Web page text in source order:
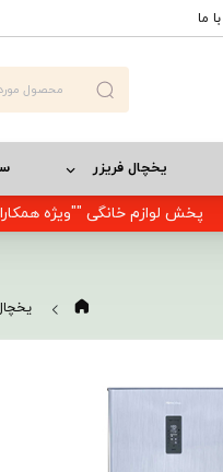
ما
یخچال فریزر
پخش لوازم خانگی ""ویژه